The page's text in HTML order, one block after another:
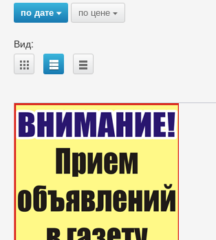
по дате{ по цене {
Вид:
A B C